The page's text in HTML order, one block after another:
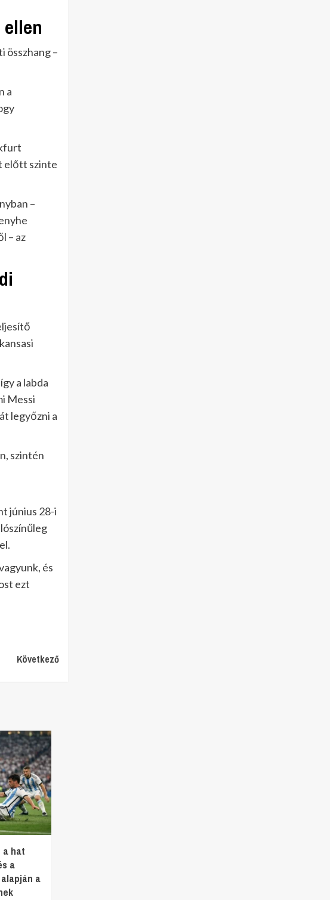
összhang –
a
előtt szinte
–
– az
a labda
Messi
legyőzni a
szintén
június 28-i
és
ezt
Következő
a hat
a
a